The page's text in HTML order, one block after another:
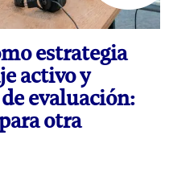
estrategia
activo y
evaluación:
otra